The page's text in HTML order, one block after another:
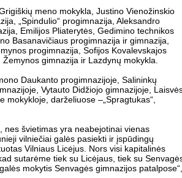
meno mokykla, Justino Vienožinskio
„Spindulio“ progimnazija, Aleksandro
Emilijos Pliaterytės, Gedimino technikos
Basanavičiaus progimnazija ir gimnazija,
progimnazija, Sofijos Kovalevskajos
gimnazija ir Lazdynų mokykla.
Daukanto progimnazijoje, Salininkų
Vytauto Didžiojo gimnazijoje,
darželiuose –„Spragtukas“,
nes švietimas yra neabejotinai vienas
vilniečiai galės pasiekti ir įspūdingų
Vilniaus Licėjus. Nors visi kapitalinės
sutarėme tiek su Licėjaus, tiek su
mokytis Senvagės gimnazijos patalpose“,